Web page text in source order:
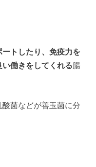
トしたり、免疫力を
働きをしてくれる腸
菌などが善玉菌に分